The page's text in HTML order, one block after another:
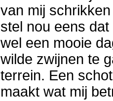
van mij
stel nou eens
wel een mooie
wilde zwijnen te
terrein. Een
maakt wat mij